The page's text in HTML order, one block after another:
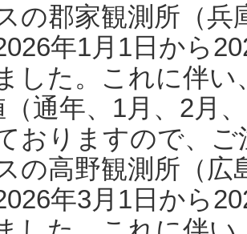
の郡家観測所（
年1月1日から
した。これに伴い
（通年、1月、2月
おりますので、
の高野観測所（
年3月1日から